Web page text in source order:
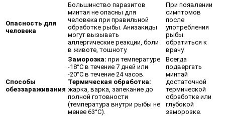
Опасность для
человека
Большинство паразитов
минтая не опасны для
человека при правильной
обработке рыбы. Анизакиды
могут вызывать
аллергические реакции, боли
в животе, тошноту.
При появлении
симптомов
после
употребления
рыбы
обратиться к
врачу.
Способы
обеззараживания
Заморозка: при температуре
-18°C в течение 7 дней или
-20°C в течение 24 часов.
Термическая обработка:
жарка, варка, запекание до
полной готовности
(температура внутри рыбы не
менее 63°C).
Всегда
подвергать
минтай
достаточной
термической
обработке или
глубокой
заморозке.